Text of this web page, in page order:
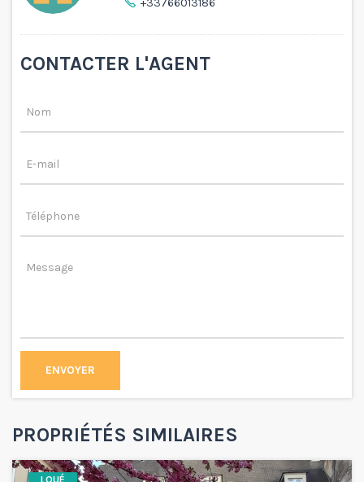
+33766013186
CONTACTER L'AGENT
ENVOYER
PROPRIÉTÉS SIMILAIRES
LOUÉ